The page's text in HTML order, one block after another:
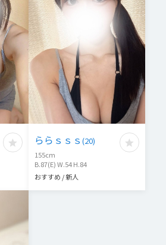
ららｓｓｓ (20)
155cm
B.87(E) W.54 H.84
おすすめ / 新人